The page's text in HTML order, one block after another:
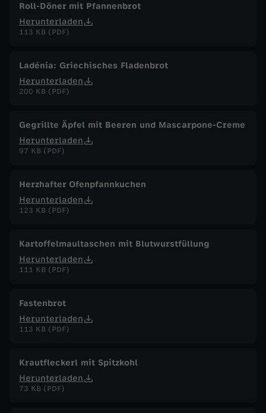
Roll-Döner mit Pfannenbrot
Herunterladen
113 KB (PDF)
Ladénia: Griechisches Fladenbrot
Herunterladen
200 KB (PDF)
Gegrillte Äpfel mit Beeren und Mascarpone-Creme
Herunterladen
97 KB (PDF)
Herzhafter Ofenpfannkuchen
Herunterladen
123 KB (PDF)
Kartoffelmaultaschen mit Blutwurstfüllung
Herunterladen
111 KB (PDF)
Fastenbrot
Herunterladen
113 KB (PDF)
Krautfleckerl mit Spitzkohl
Herunterladen
73 KB (PDF)